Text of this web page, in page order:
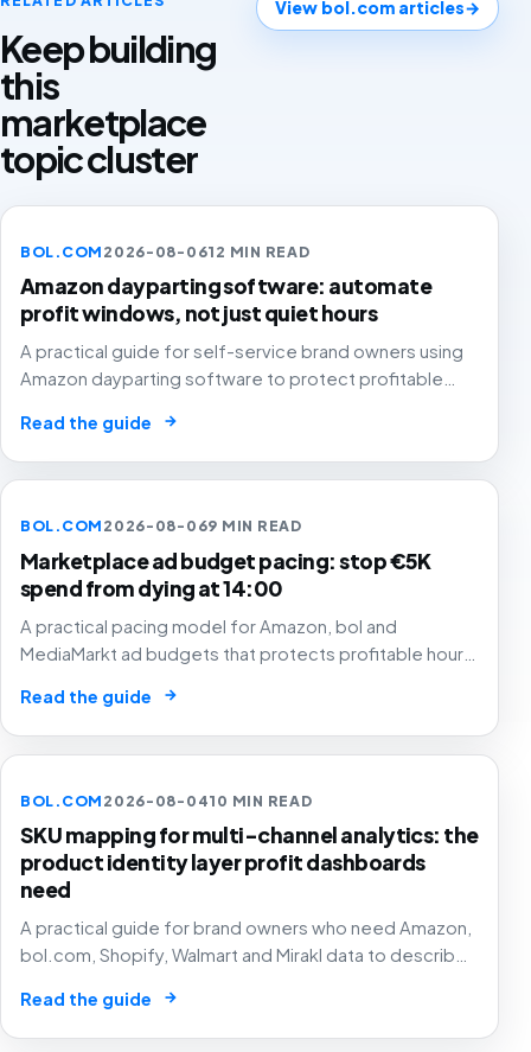
Keep building
this
marketplace
topic cluster
View bol.com articles→
BOL.COM2026-08-0612 MIN READ
Amazon dayparting software: automate
profit windows, not just quiet hours
A practical guide for self-service brand owners using
Amazon dayparting software to protect profitable
simply cutting low-converting time slots.
Read the guide →
BOL.COM2026-08-069 MIN READ
Marketplace ad budget pacing: stop €5K
spend from dying at 14:00
A practical pacing model for Amazon, bol and
MediaMarkt ad budgets that protects profitable hours,
smoothly.
Read the guide →
BOL.COM2026-08-0410 MIN READ
SKU mapping for multi-channel analytics: the
product identity layer profit dashboards
need
A practical guide for brand owners who need Amazon,
bol.com, Shopify, Walmart and Mirakl data to describe
decisions can be trusted.
Read the guide →